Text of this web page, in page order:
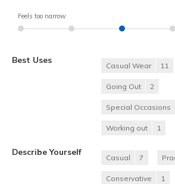
Feels too narrow
Best Uses
Casual Wear 11
Going Out 2
Special Occasions
Working out 1
Describe Yourself
Casual 7
Conservative 1